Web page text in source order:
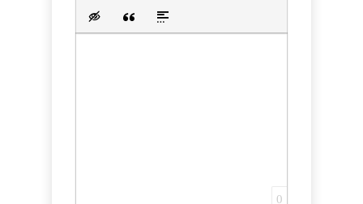
Вставка скрытого текста
Вставка цитаты
Вставка спойлера
0